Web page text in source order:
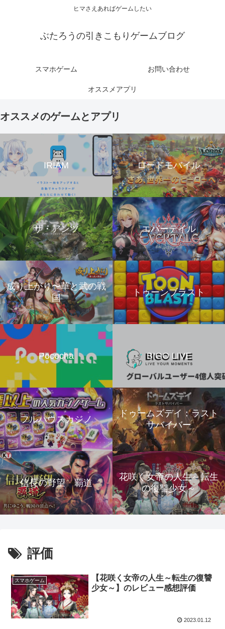
ヒマさえあればゲームしたい
ぶたろうの引きこもりゲームブログ
スマホゲーム お問い合わせ
オススメアプリ
オススメのゲームとアプリ
IRIAM ロードモバイル
ザ・アンツ エバーテイル
成り上がり〜華と武の戦
国
トゥーンブラスト
Pococha BIGO LIVE
フルハウスカジノ
ドゥームズデイ：ラスト
サバイバー
信長の野望 覇道
花咲く女帝の人生～転生
の復讐少女～
評価
スマホゲーム
【花咲く女帝の人生～転生の復讐
少女～】のレビュー感想評価
2023.01.12